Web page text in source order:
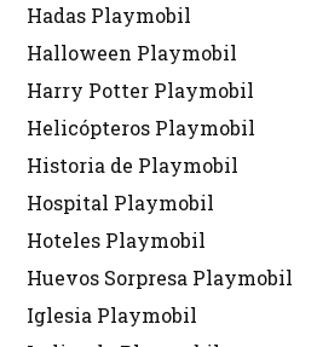
Hadas Playmobil
Halloween Playmobil
Harry Potter Playmobil
Helicópteros Playmobil
Historia de Playmobil
Hospital Playmobil
Hoteles Playmobil
Huevos Sorpresa Playmobil
Iglesia Playmobil